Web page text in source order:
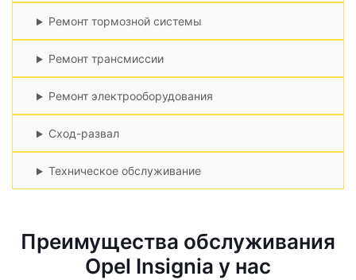
Ремонт тормозной системы
Ремонт трансмиссии
Ремонт электрооборудования
Сход-развал
Техническое обслуживание
Преимущества обслуживания
Opel Insignia у нас